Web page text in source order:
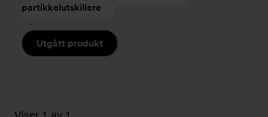
partikkelutskillere
Utgått produkt